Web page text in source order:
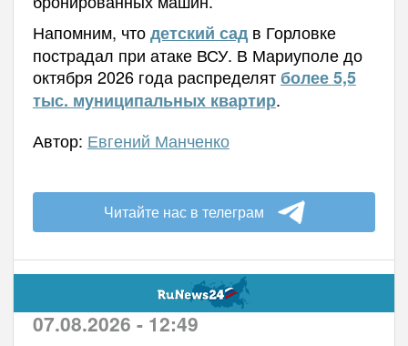
Напомним, чтодетский садв Горловке
пострадал при атаке ВСУ. В Мариуполе до
октября 2026 года распределятболее 5,5
тыс. муниципальных квартир.
Автор: Евгений Манченко
Читайте нас в телеграм
07.08.2026 - 12:49